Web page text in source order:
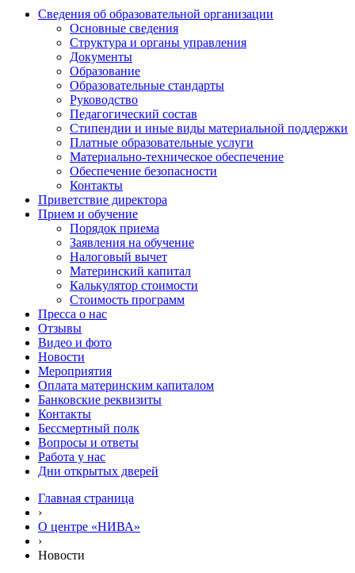
Сведения об образовательной организации
Основные сведения
Структура и органы управления
Документы
Образование
Образовательные стандарты
Руководство
Педагогический состав
Стипендии и иные виды материальной поддержки
Платные образовательные услуги
Материально-техническое обеспечение
Обеспечение безопасности
Контакты
Приветствие директора
Прием и обучение
Порядок приема
Заявления на обучение
Налоговый вычет
Материнский капитал
Калькулятор стоимости
Стоимость программ
Пресса о нас
Отзывы
Видео и фото
Новости
Мероприятия
Оплата материнским капиталом
Банковские реквизиты
Контакты
Бессмертный полк
Вопросы и ответы
Работа у нас
Дни открытых дверей
Главная страница
›
О центре «НИВА»
›
Новости